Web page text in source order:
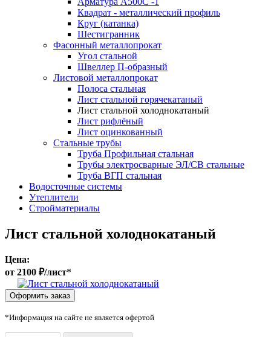
Квадрат - металлический профиль
Круг (катанка)
Шестигранник
Фасонный металлопрокат
Угол стальной
Швеллер П-образный
Листовой металлопрокат
Полоса стальная
Лист стальной горячекатаный
Лист стальной холоднокатаный
Лист рифлёный
Лист оцинкованный
Стальные трубы
Труба Профильная стальная
Трубы электросварные ЭЛ/СВ стальные
Труба ВГП стальная
Водосточные системы
Утеплители
Стройматериалы
Лист стальной холоднокатаный
Цена:
от 2100 ₽/лист*
Хит
Оформить заказ
*Информация на сайте не является офертой